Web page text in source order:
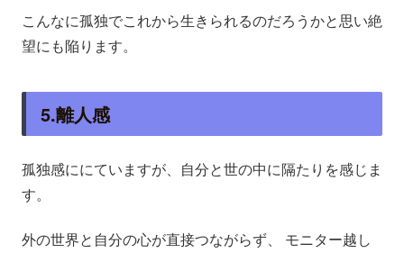
こんなに孤独でこれから生きられるのだろうかと思い絶
望にも陥ります。
5.離人感
孤独感ににていますが、自分と世の中に隔たりを感じま
す。
外の世界と自分の心が直接つながらず、 モニター越し